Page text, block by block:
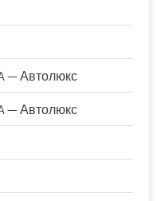
— Автолюкс
— Автолюкс